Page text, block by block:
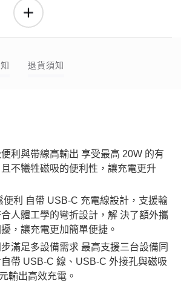
退貨須知
利與帶線高輸出 享受最高 20W 的有
不犧牲磁吸的便利性，讓充電更升
便利 自帶 USB-C 充電線設計，支援輸
人體工學的彎折設計，解 決了額外攜
，讓充電更加簡單便捷。
滿足多設備需求 最高支援三台設備同
帶 USB-C 線、USB-C 外接孔與磁吸
輸出高效充電。